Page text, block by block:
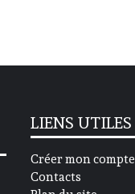
LIENS UTILES
Créer mon compte
Contacts